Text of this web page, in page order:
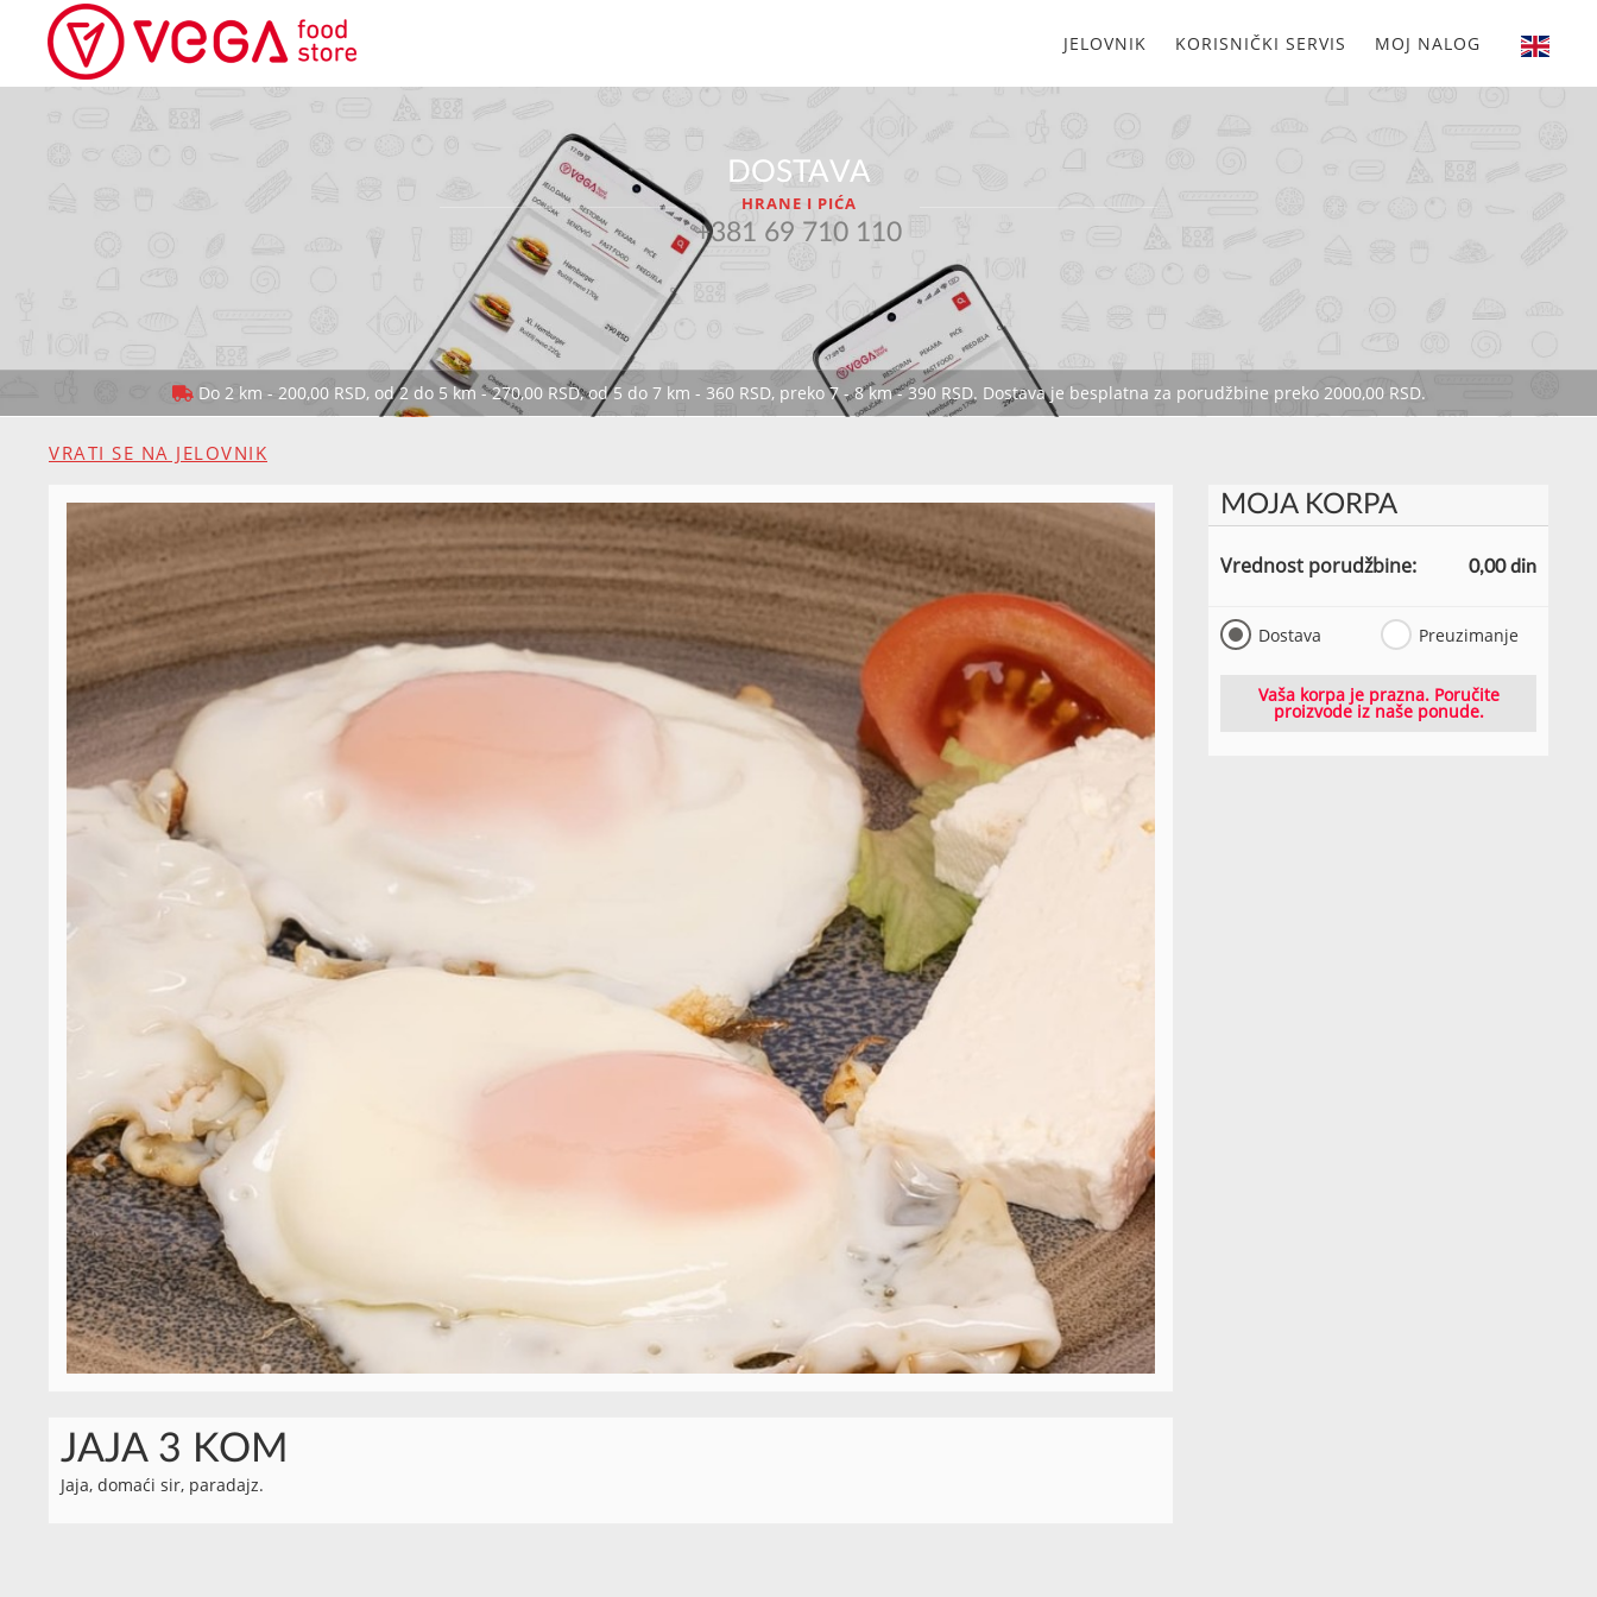
JELOVNIK KORISNIČKI SERVIS MOJ NALOG
DOSTAVA
HRANE I PIĆA
+381 69 710 110
Do 2 km - 200,00 RSD, od 2 do 5 km - 270,00 RSD, od 5 do 7 km - 360 RSD, preko 7 - 8 km - 390 RSD. Dostava je besplatna za porudžbine preko 2000,00 RSD.
VRATI SE NA JELOVNIK
JAJA 3 KOM
Jaja, domaći sir, paradajz.
MOJA KORPA
Vrednost porudžbine: 0,00 din
Dostava Preuzimanje
Vaša korpa je prazna. Poručite
proizvode iz naše ponude.